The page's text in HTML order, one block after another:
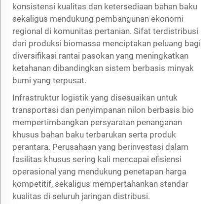
konsistensi kualitas dan ketersediaan bahan baku
sekaligus mendukung pembangunan ekonomi
regional di komunitas pertanian. Sifat terdistribusi
dari produksi biomassa menciptakan peluang bagi
diversifikasi rantai pasokan yang meningkatkan
ketahanan dibandingkan sistem berbasis minyak
bumi yang terpusat.
Infrastruktur logistik yang disesuaikan untuk
transportasi dan penyimpanan nilon berbasis bio
mempertimbangkan persyaratan penanganan
khusus bahan baku terbarukan serta produk
perantara. Perusahaan yang berinvestasi dalam
fasilitas khusus sering kali mencapai efisiensi
operasional yang mendukung penetapan harga
kompetitif, sekaligus mempertahankan standar
kualitas di seluruh jaringan distribusi.